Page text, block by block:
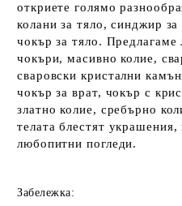
откриете голямо
колани за тяло, синджир
чокър за тяло. Предлагаме
чокъри, масивно колие,
сваровски кристални
чокър за врат, чокър с
златно колие, сребърно
телата блестят украшения,
любопитни погледи.
Забележка: